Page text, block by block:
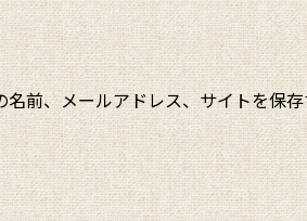
前、メールアドレス、サイトを保